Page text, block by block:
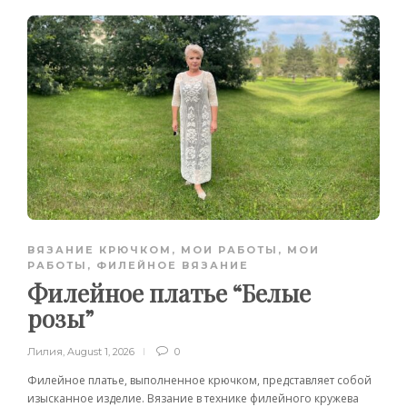
ВЯЗАНИЕ КРЮЧКОМ , МОИ РАБОТЫ , МОИ
РАБОТЫ , ФИЛЕЙНОЕ ВЯЗАНИЕ
Филейное платье “Белые
розы”
Лилия, August 1, 2026 0
Филейное платье, выполненное крючком, представляет собой
изысканное изделие. Вязание в технике филейного кружева